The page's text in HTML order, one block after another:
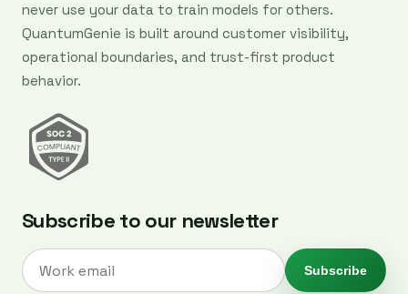
never use your data to train models for others.
QuantumGenie is built around customer visibility,
operational boundaries, and trust-first product
behavior.
Subscribe to our newsletter
Subscribe